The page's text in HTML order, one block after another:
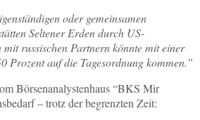
oder gemeinsamen
Seltener Erden durch US-
mit russischen Partnern könnte mit einer
Prozent auf die Tagesordnung kommen.”
Börsenanalystenhaus “BKS Mir
– trotz der begrenzten Zeit: